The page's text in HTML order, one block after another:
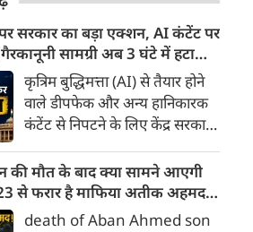
सरकार का बड़ा एक्शन, AI कंटेंट पर
सामग्री अब 3 घंटे में हटानी
जान लें वरना पछताएंगे
कृत्रिम बुद्धिमत्ता (AI) से तैयार होने
वाले डीपफेक और अन्य हानिकारक
कंटेंट से निपटने के लिए केंद्र सरकार
किया है। सरकार ने AI से तैयार कंटेंट
पर स्पष्ट लेबल और पहचान योग्य
मेटाडेटा उपलब्ध कराना अनिवार्य
की मौत के बाद क्या सामने आएगी
से फरार है माफिया अतीक अहमद
death of Aban Ahmed son